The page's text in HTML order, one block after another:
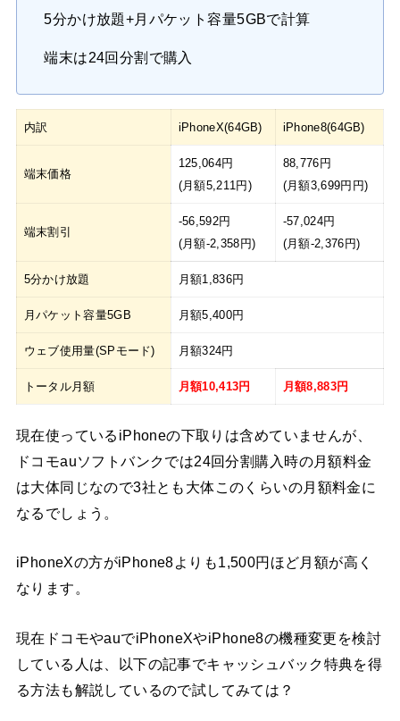
5分かけ放題+月パケット容量5GBで計算
端末は24回分割で購入
内訳 iPhoneX(64GB) iPhone8(64GB)
端末価格
125,064円
(月額5,211円)
88,776円
(月額3,699円円)
端末割引
-56,592円
(月額-2,358円)
-57,024円
(月額-2,376円)
5分かけ放題 月額1,836円
月パケット容量5GB 月額5,400円
ウェブ使用量(SPモード) 月額324円
トータル月額 月額10,413円 月額8,883円
現在使っているiPhoneの下取りは含めていませんが、
ドコモauソフトバンクでは24回分割購入時の月額料金
は大体同じなので3社とも大体このくらいの月額料金に
なるでしょう。
iPhoneXの方がiPhone8よりも1,500円ほど月額が高く
なります。
現在ドコモやauでiPhoneXやiPhone8の機種変更を検討
している人は、以下の記事でキャッシュバック特典を得
る方法も解説しているので試してみては？